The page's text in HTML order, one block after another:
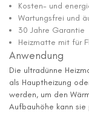
Kosten- und
Wartungsfrei und
30 Jahre Garantie
Heizmatte mit für
Anwendung
Die ultradünne
als Hauptheizung
werden, um den
Aufbauhöhe kann